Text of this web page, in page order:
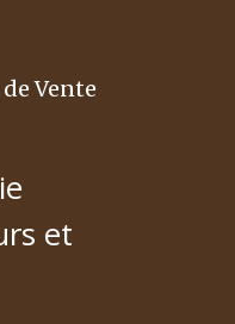
Vente
et